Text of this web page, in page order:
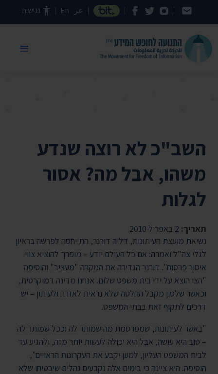
דילוג לתוכן העמוד عر En נגישות
השב"כ לא רוצה שנדע
משהו, אבל מה? אסור
לגלות
תאריך:
נשיאת מועצת העיתונות, דליה דורנר, התייחסה לפרשה בראיון
לגלי צה"ל ואמרה: אם כל העולם יודע – מופרך להוציא צווי
איסור פרסום". דורנר הגדירה את המקרה "מעציב" והוסיפה
"הצו הוצא על ידי בית משפט שלום. אנחנו מדינה דמוקרטית,
וכאשר שלטון מקבל החלטה שלא נראית לאזרח ולעיתון – יש
דרכים לתקוף זאת בבתי המשפט.
"באשר לעיתונות, שמפרסמת מה שמותר לה וככל שמותר לה
– טוב היא עושה, אבל היא יכולה לעשות יותר מזה, ולהגיע עד
לבית המשפט העליון, למען יקבע את העקרונות הראויים",
הוסיפה. היא ציינה כי בימים אלה נקבעים נהלים שיבטיחו שלא